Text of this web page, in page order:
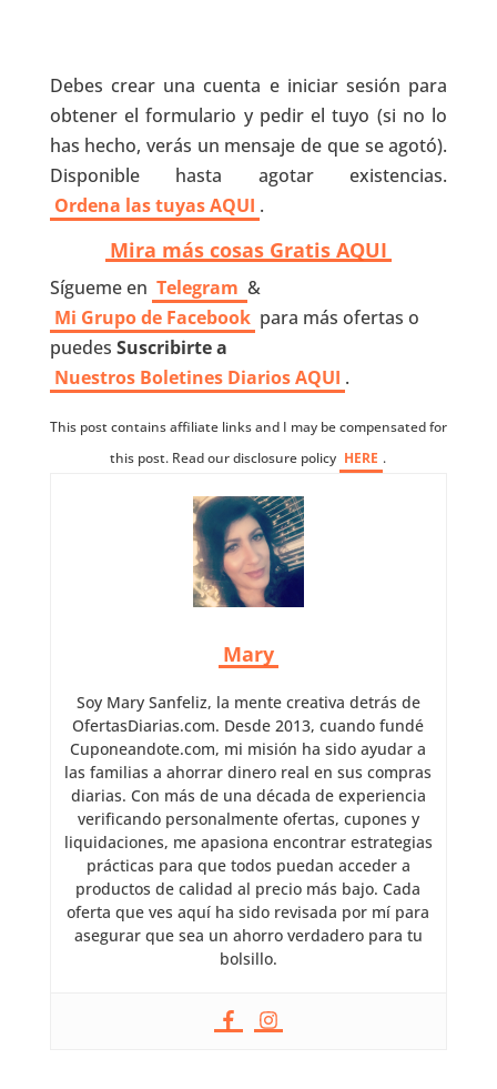
Debes crear una cuenta e iniciar sesión para
obtener el formulario y pedir el tuyo (si no lo
has hecho, verás un mensaje de que se agotó).
Disponible hasta agotar existencias.
Ordena las tuyas AQUI .
Mira más cosas Gratis AQUI
Sígueme en Telegram &
Mi Grupo de Facebook para más ofertas o
puedes Suscribirte a
Nuestros Boletines Diarios AQUI .
This post contains affiliate links and I may be compensated for
this post. Read our disclosure policy HERE .
Mary
Soy Mary Sanfeliz, la mente creativa detrás de
OfertasDiarias.com. Desde 2013, cuando fundé
Cuponeandote.com, mi misión ha sido ayudar a
las familias a ahorrar dinero real en sus compras
diarias. Con más de una década de experiencia
verificando personalmente ofertas, cupones y
liquidaciones, me apasiona encontrar estrategias
prácticas para que todos puedan acceder a
productos de calidad al precio más bajo. Cada
oferta que ves aquí ha sido revisada por mí para
asegurar que sea un ahorro verdadero para tu
bolsillo.